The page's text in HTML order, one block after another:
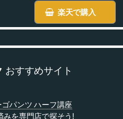
楽天で購入
おすすめサイト
パンツ ハーフ講座
みを専門店で探そう!